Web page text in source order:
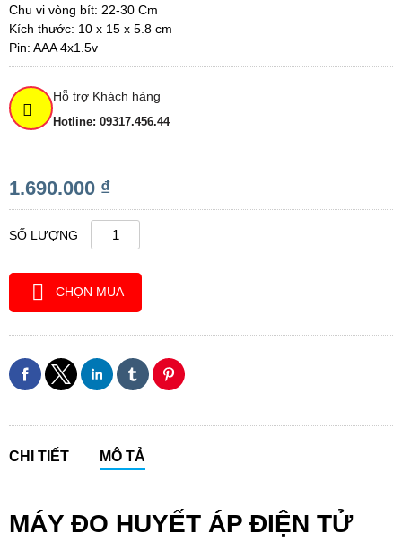
Chu vi vòng bít: 22-30 Cm
Kích thước: 10 x 15 x 5.8 cm
Pin: AAA 4x1.5v
Hỗ trợ Khách hàng
Hotline: 09317.456.44
1.690.000 ₫
SỐ LƯỢNG
CHỌN MUA
CHI TIẾT MÔ TẢ
MÁY ĐO HUYẾT ÁP ĐIỆN TỬ